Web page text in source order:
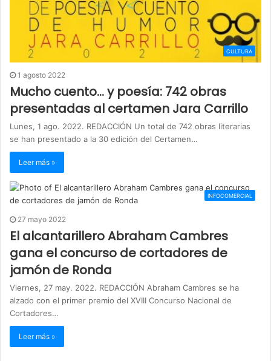
CULTURA
1 agosto 2022
Mucho cuento… y poesía: 742 obras
presentadas al certamen Jara Carrillo
Lunes, 1 ago. 2022. REDACCIÓN Un total de 742 obras literarias
se han presentado a la 30 edición del Certamen…
Leer más »
INFOCOMERCIAL
27 mayo 2022
El alcantarillero Abraham Cambres
gana el concurso de cortadores de
jamón de Ronda
Viernes, 27 may. 2022. REDACCIÓN Abraham Cambres se ha
alzado con el primer premio del XVIII Concurso Nacional de
Cortadores…
Leer más »